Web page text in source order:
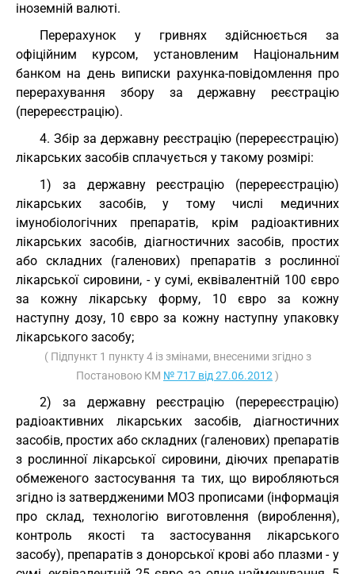
іноземній валюті.
Перерахунок у гривнях здійснюється за
офіційним курсом, установленим Національним
банком на день виписки рахунка-повідомлення про
перерахування збору за державну реєстрацію
(перереєстрацію).
4. Збір за державну реєстрацію (перереєстрацію)
лікарських засобів сплачується у такому розмірі:
1) за державну реєстрацію (перереєстрацію)
лікарських засобів, у тому числі медичних
імунобіологічних препаратів, крім радіоактивних
лікарських засобів, діагностичних засобів, простих
або складних (галенових) препаратів з рослинної
лікарської сировини, - у сумі, еквівалентній 100 євро
за кожну лікарську форму, 10 євро за кожну
наступну дозу, 10 євро за кожну наступну упаковку
лікарського засобу;
( Підпункт 1 пункту 4 із змінами, внесеними згідно з
Постановою КМ № 717 від 27.06.2012 )
2) за державну реєстрацію (перереєстрацію)
радіоактивних лікарських засобів, діагностичних
засобів, простих або складних (галенових) препаратів
з рослинної лікарської сировини, діючих препаратів
обмеженого застосування та тих, що виробляються
згідно із затвердженими МОЗ прописами (інформація
про склад, технологію виготовлення (вироблення),
контроль якості та застосування лікарського
засобу), препаратів з донорської крові або плазми - у